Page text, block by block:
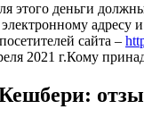
этого деньги
сайта –
2021 г.Кому